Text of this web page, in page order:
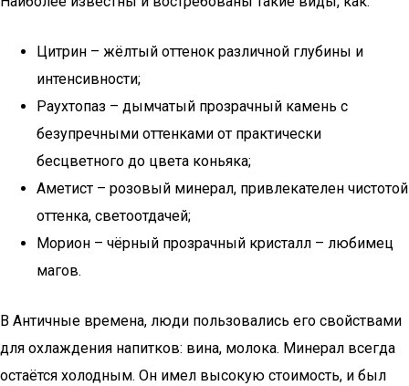
Цитрин – жёлтый оттенок различной глубины и
интенсивности;
Раухтопаз – дымчатый прозрачный камень с
безупречными оттенками от практически
бесцветного до цвета коньяка;
Аметист – розовый минерал, привлекателен чистотой
оттенка, светоотдачей;
Морион – чёрный прозрачный кристалл – любимец
магов.
В Античные времена, люди пользовались его свойствами
для охлаждения напитков: вина, молока. Минерал всегда
остаётся холодным. Он имел высокую стоимость, и был